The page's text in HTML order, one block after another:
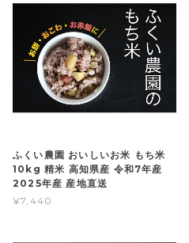
ふくい農園 おいしいお米 もち米
10kg 精米 高知県産 令和7年産
2025年産 産地直送
¥7,440